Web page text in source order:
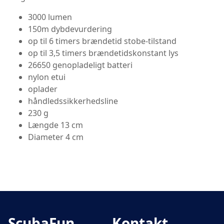
3000 lumen
150m dybdevurdering
op til 6 timers brændetid stobe-tilstand
op til 3,5 timers brændetidskonstant lys
26650 genopladeligt batteri
nylon etui
oplader
håndledssikkerhedsline
230 g
Længde 13 cm
Diameter 4 cm